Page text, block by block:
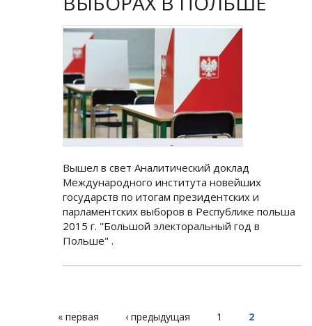
Вышел в свет Аналитический доклад
Международного института новейших
государств по итогам президентских и
парламентских выборов в Республике польша
2015 г. "Большой электоральный год в
Польше" .
« первая ‹ предыдущая 1 2